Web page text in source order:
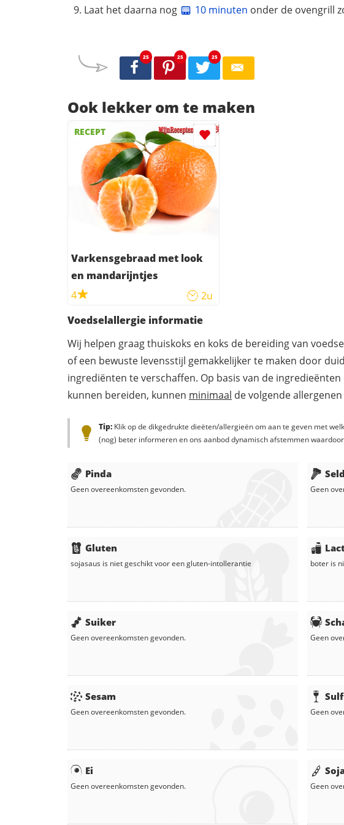
Laat het daarna nog 10 minuten onder de ovengrill
25 25 25
Ook lekker om te maken
RECEPT
Varkensgebraad met look
en mandarijntjes
4
2u
Voedselallergie informatie
Wij helpen graag thuiskoks en koks de bereiding van
of een bewuste levensstijl gemakkelijker te maken door
ingrediënten te verschaffen. Op basis van de
kunnen bereiden, kunnen minimaal de volgende
Tip: Klik op de dikgedrukte dieëten/allergieën om aan te geven met
(nog) beter informeren en ons aanbod dynamisch afstemmen
Pinda
Geen overeenkomsten gevonden.
Gluten
sojasaus is niet geschikt voor een gluten-intollerantie
Suiker
Geen overeenkomsten gevonden.
Sesam
Geen overeenkomsten gevonden.
Ei
Geen overeenkomsten gevonden.
Geen
boter is
Geen
Geen
Geen